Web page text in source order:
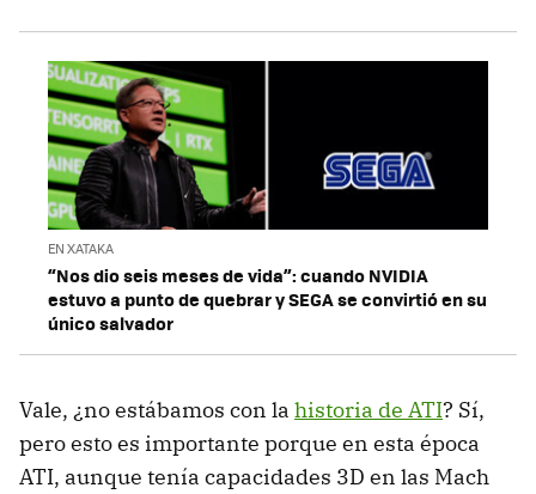
EN XATAKA
“Nos dio seis meses de vida”: cuando NVIDIA
estuvo a punto de quebrar y SEGA se convirtió en su
único salvador
Vale, ¿no estábamos con la historia de ATI? Sí,
pero esto es importante porque en esta época
ATI, aunque tenía capacidades 3D en las Mach